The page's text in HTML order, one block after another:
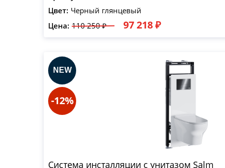
Цвет: Черный глянцевый
Цена: 110 250 ₽ 97 218 ₽
-12%
Система инсталляции с унитазом Salm